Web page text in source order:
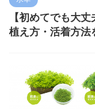
【初めてでも大
植え方・活着方法